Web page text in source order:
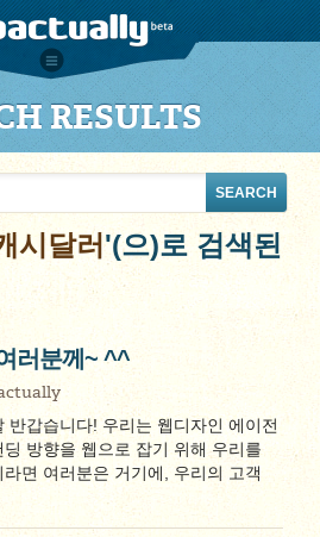
RESULTS
시달러'(으)로 검색된
러분께~ ^^
반갑습니다! 우리는 웹디자인 에이전
방향을 웹으로 잡기 위해 우리를
면 여러분은 거기에, 우리의 고객